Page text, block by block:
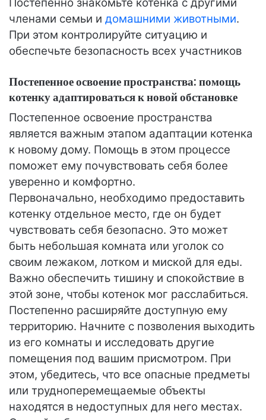
членами семьи и домашними животными.
При этом контролируйте ситуацию и
обеспечьте безопасность всех участников
Постепенное освоение пространства: помощь
котенку адаптироваться к новой обстановке
Постепенное освоение пространства
является важным этапом адаптации котенка
к новому дому. Помощь в этом процессе
поможет ему почувствовать себя более
уверенно и комфортно.
Первоначально, необходимо предоставить
котенку отдельное место, где он будет
чувствовать себя безопасно. Это может
быть небольшая комната или уголок со
своим лежаком, лотком и миской для еды.
Важно обеспечить тишину и спокойствие в
этой зоне, чтобы котенок мог расслабиться.
Постепенно расширяйте доступную ему
территорию. Начните с позволения выходить
из его комнаты и исследовать другие
помещения под вашим присмотром. При
этом, убедитесь, что все опасные предметы
или трудноперемещаемые объекты
находятся в недоступных для него местах.